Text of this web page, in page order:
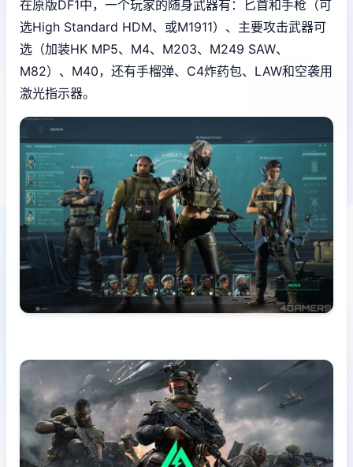
在原版DF1中，一个玩家的随身武器有：匕首和手枪（可
选High Standard HDM、或M1911）、主要攻击武器可
选（加装HK MP5、M4、M203、M249 SAW、
M82）、M40，还有手榴弹、C4炸药包、LAW和空袭用
激光指示器。